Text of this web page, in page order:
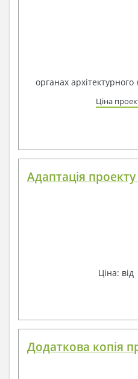
органах архітектурного
Ціна
Адаптація
Ціна: від
Додаткова копія